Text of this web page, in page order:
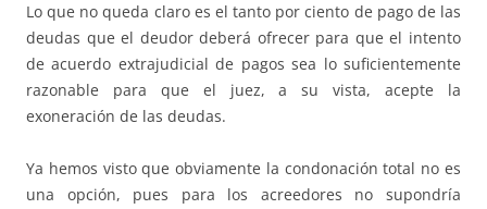
Lo que no queda claro es el tanto por ciento de pago de las
deudas que el deudor deberá ofrecer para que el intento
de acuerdo extrajudicial de pagos sea lo suficientemente
razonable para que el juez, a su vista, acepte la
exoneración de las deudas.
Ya hemos visto que obviamente la condonación total no es
una opción, pues para los acreedores no supondría